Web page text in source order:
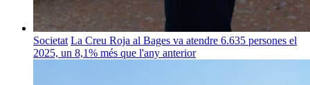
Societat La Creu Roja al Bages va atendre 6.635 persones el
2025, un 8,1% més que l'any anterior